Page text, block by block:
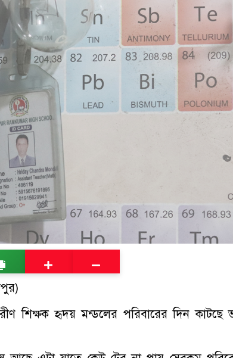
শিক্ষক হৃদয় মন্ডলের পরিবারের দিন কাটছে